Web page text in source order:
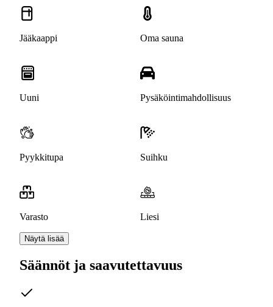
Jääkaappi Oma sauna
Uuni Pysäköintimahdollisuus
Pyykkitupa Suihku
Varasto Liesi
Näytä lisää
Säännöt ja saavutettavuus